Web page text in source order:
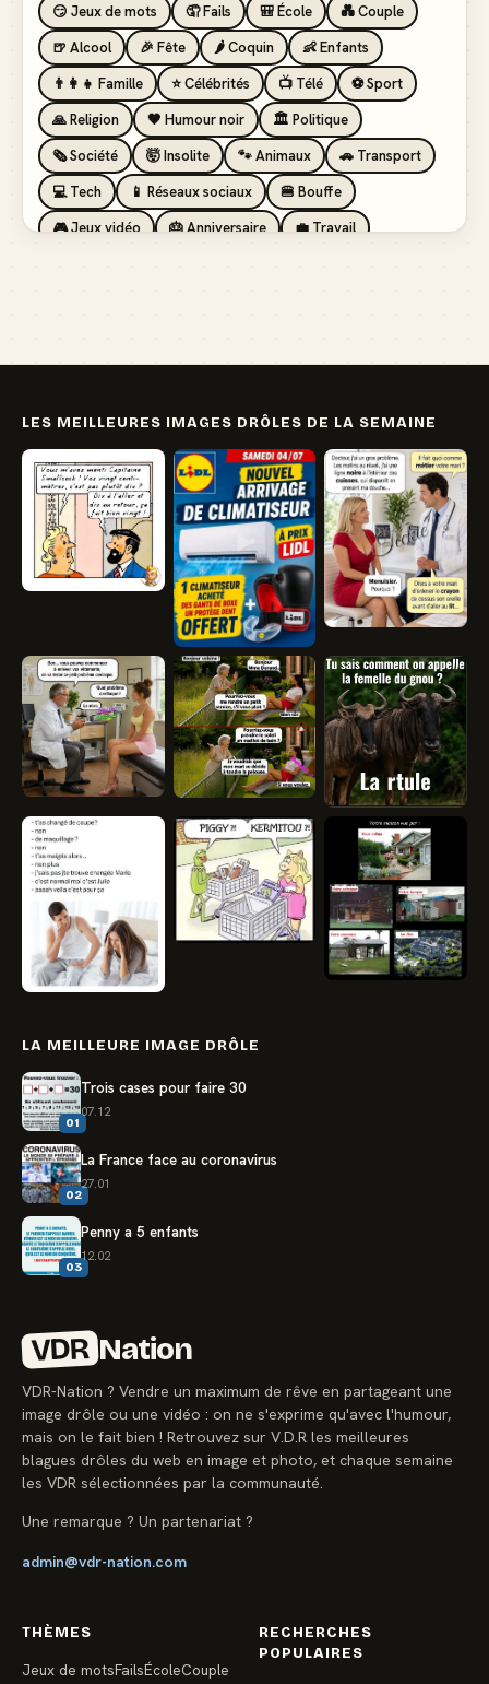
😏 Jeux de mots 🤦 Fails 🎒 École
💑 Couple
🍺 Alcool
🎉 Fête 🌶️ Coquin
👶 Enfants
👨‍👩‍👧 Famille
⭐ Célébrités 📺 Télé
⚽ Sport
🙏 Religion
🖤 Humour noir
🏛️ Politique
🗞️ Société
🤯 Insolite 🐾 Animaux
🚗 Transport
💻 Tech
📱 Réseaux sociaux
🍔 Bouffe
🎮 Jeux vidéo
🎂 Anniversaire
💼 Travail
LES MEILLEURES IMAGES DRÔLES DE LA SEMAINE
LA MEILLEURE IMAGE DRÔLE
01
Trois cases pour faire 30
07.12
02
La France face au coronavirus
27.01
03
Penny a 5 enfants
12.02
VDR Nation
VDR-Nation ? Vendre un maximum de rêve en partageant une
image drôle ou une vidéo : on ne s'exprime qu'avec l'humour,
mais on le fait bien ! Retrouvez sur V.D.R les meilleures
blagues drôles du web en image et photo, et chaque semaine
les VDR sélectionnées par la communauté.
Une remarque ? Un partenariat ?
admin@vdr-nation.com
THÈMES
Jeux de motsFailsÉcoleCouple
RECHERCHES
POPULAIRES